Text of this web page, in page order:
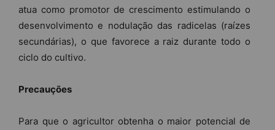
atua como promotor de crescimento estimulando o
desenvolvimento e nodulação das radicelas (raízes
secundárias), o que favorece a raiz durante todo o
ciclo do cultivo.
Precauções
Para que o agricultor obtenha o maior potencial de